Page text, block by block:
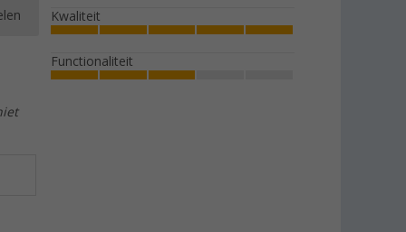
Kwaliteit
Functionaliteit